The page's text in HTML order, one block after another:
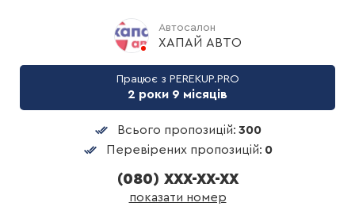
Автосалон
ХАПАЙ АВТО
Працює з PEREKUP.PRO
2 роки 9 місяців
Всього пропозицій: 300
Перевірених пропозицій: 0
(080) XXX-XX-XX
показати номер